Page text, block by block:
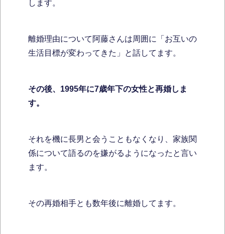
します。
離婚理由について阿藤さんは周囲に「お互いの
生活目標が変わってきた」と話してます。
その後、1995年に7歳年下の女性と再婚しま
す。
それを機に長男と会うこともなくなり、家族関
係について語るのを嫌がるようになったと言い
ます。
その再婚相手とも数年後に離婚してます。